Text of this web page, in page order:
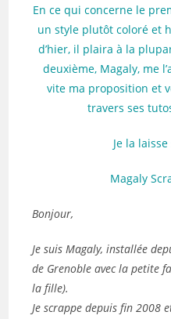
En ce qui concerne le
un style plutôt coloré et
d’hier, il plaira à la
deuxième, Magaly, me
vite ma proposition et
travers ses
Je la
Magaly
Bonjour,
Je suis Magaly, installée
de Grenoble avec la petite
la fille).
Je scrappe depuis fin 2008